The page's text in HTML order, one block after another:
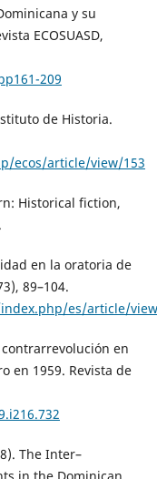
y su
ECOSUASD,
209
de Historia.
ecos/article/view/153
Historical fiction,
en la oratoria de
89–104.
es/article/
contrarrevolución en
en 1959. Revista de
The Inter–